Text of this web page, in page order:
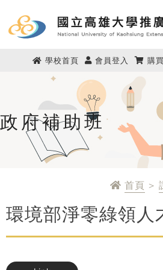
學校首頁 會員登入 購
政府補助班
首頁 >
環境部淨零綠領人